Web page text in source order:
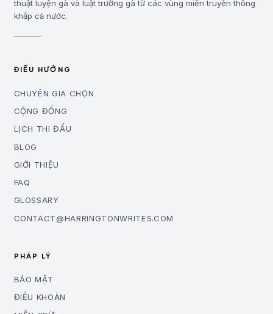
thuật luyện gà và luật trường gà từ các vùng miền truyền thống
khắp cả nước.
ĐIỀU HƯỚNG
CHUYÊN GIA CHỌN
CỘNG ĐỒNG
LỊCH THI ĐẤU
BLOG
GIỚI THIỆU
FAQ
GLOSSARY
CONTACT@HARRINGTONWRITES.COM
PHÁP LÝ
BẢO MẬT
ĐIỀU KHOẢN